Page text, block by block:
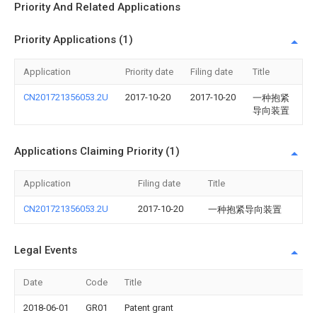
Priority And Related Applications
Priority Applications (1)
Application Priority date Filing date Title
CN201721356053.2U 2017-10-20 2017-10-20
一种抱紧
导向装置
Applications Claiming Priority (1)
Application Filing date Title
CN201721356053.2U 2017-10-20 一种抱紧导向装置
Legal Events
Date Code Title
2018-06-01 GR01 Patent grant